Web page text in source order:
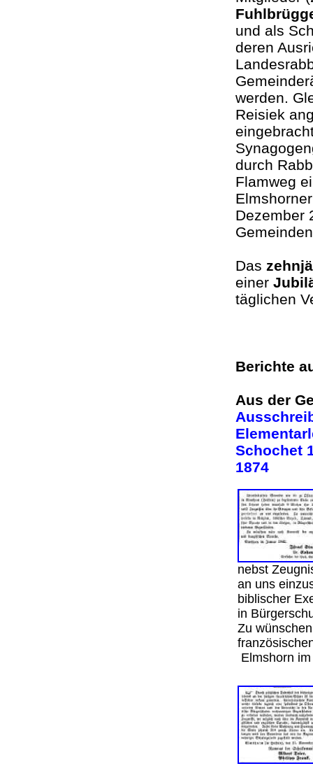
und als
deren
werden.
Reisiek
durch
Flamweg
Dezember
Das
einer
täglichen
Berichte
Aus der
Schochet
1874
nebst
an uns
biblischer
in
Zu
Elmshorn